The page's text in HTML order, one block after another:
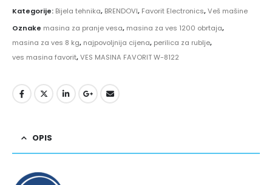
Kategorije: Bijela tehnika, BRENDOVI, Favorit Electronics,Veš mašine
Oznake masina za pranje vesa, masina za ves 1200 obrtaja,
masina za ves 8 kg, najpovoljnija cijena, perilica za rublje,
ves masina favorit,VES MASINA FAVORIT W-8122
OPIS